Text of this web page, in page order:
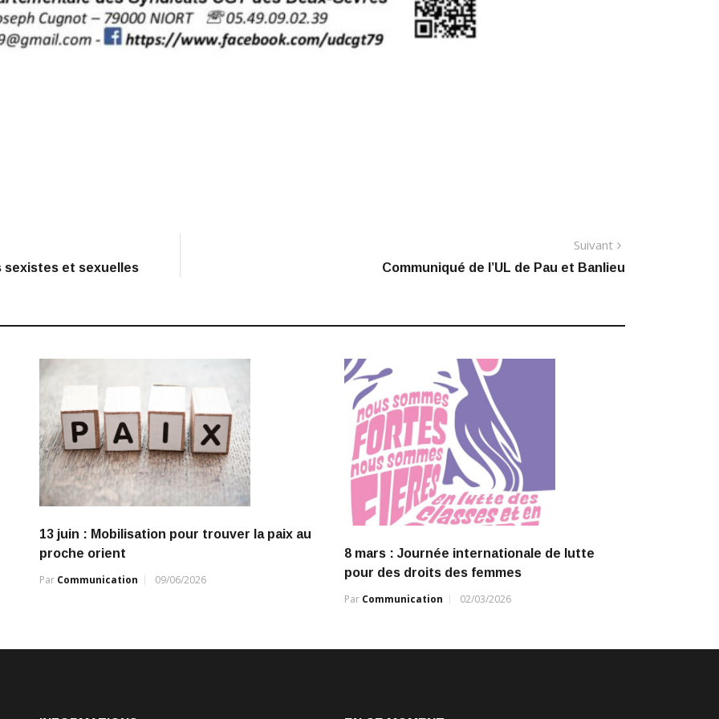
sexistes et sexuelles
Suivant
Communiqué de l’UL de Pau et Banlieu
13 juin : Mobilisation pour trouver la paix au
proche orient
Par Communication 09/06/2026
8 mars : Journée internationale de lutte
pour des droits des femmes
Par Communication 02/03/2026